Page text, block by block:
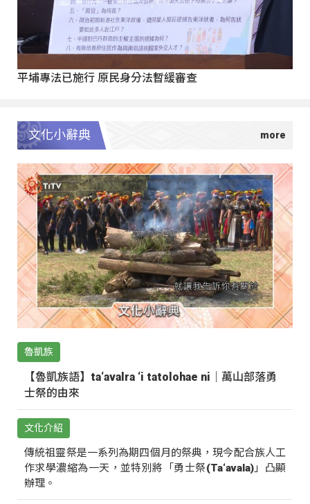
平埔專法已施行 原民身分法暫緩審查
文化小辭典
魯凱族
【魯凱族語】ta‘avalra ‘i tatolohae ni｜萬山部落勇
士祭的由來
文化介紹
傳統祖靈祭是一系列為期四個月的祭典，現今配合族人工
作求學濃縮為一天，並特別將「勇士祭(Ta‘avala)」凸顯
辦理。